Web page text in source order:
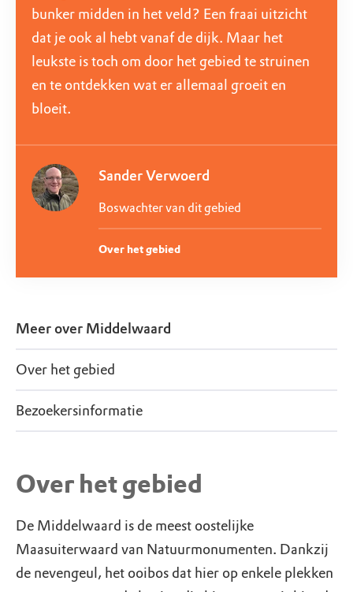
bunker midden in het veld? Een fraai uitzicht
dat je ook al hebt vanaf de dijk. Maar het
leukste is toch om door het gebied te struinen
en te ontdekken wat er allemaal groeit en
bloeit.
Sander Verwoerd
Boswachter van dit gebied
Over het gebied
Meer over Middelwaard
Over het gebied
Bezoekersinformatie
Over het gebied
De Middelwaard is de meest oostelijke
Maasuiterwaard van Natuurmonumenten. Dankzij
de nevengeul, het ooibos dat hier op enkele plekken